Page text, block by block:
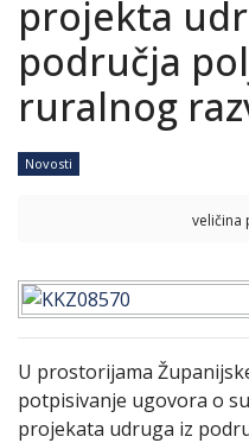
projekta
područja
ruralnog
Novosti
veličina
U prostorijama
potpisivanje ugovora o
projekata udruga iz